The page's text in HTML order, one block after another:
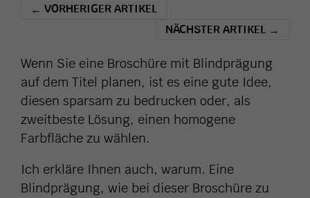
← VORHERIGER ARTIKEL
NÄCHSTER ARTIKEL →
Wenn Sie eine Broschüre mit Blindprägung
auf dem Titel planen, ist es eine gute Idee,
diesen sparsam zu bedrucken oder, als
zweitbeste Lösung, einen homogene
Farbfläche zu wählen.
Ich erkläre Ihnen auch, warum. Eine
Blindprägung, wie bei dieser Broschüre zu